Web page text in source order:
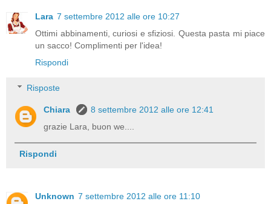
Lara 7 settembre 2012 alle ore 10:27
Ottimi abbinamenti, curiosi e sfiziosi. Questa pasta mi piace
un sacco! Complimenti per l'idea!
Rispondi
Risposte
Chiara
8 settembre 2012 alle ore 12:41
grazie Lara, buon we....
Rispondi
Unknown 7 settembre 2012 alle ore 11:10